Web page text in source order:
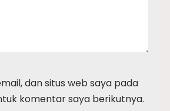
dan situs web saya pada
komentar saya berikutnya.